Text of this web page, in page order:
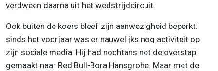
verdween daarna uit het wedstrijdcircuit.
Ook buiten de koers bleef zijn aanwezigheid beperkt:
sinds het voorjaar was er nauwelijks nog activiteit op
zijn sociale media. Hij had nochtans net de overstap
gemaakt naar Red Bull-Bora Hansgrohe. Maar met de